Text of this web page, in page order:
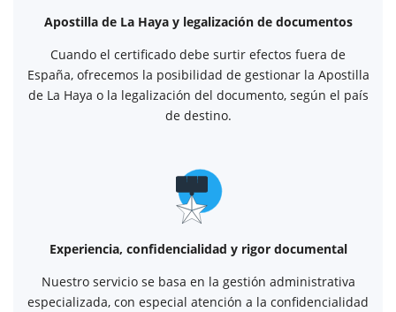
Apostilla de La Haya y legalización de documentos
Cuando el certificado debe surtir efectos fuera de
España, ofrecemos la posibilidad de gestionar la Apostilla
de La Haya o la legalización del documento, según el país
de destino.
Experiencia, confidencialidad y rigor documental
Nuestro servicio se basa en la gestión administrativa
especializada, con especial atención a la confidencialidad